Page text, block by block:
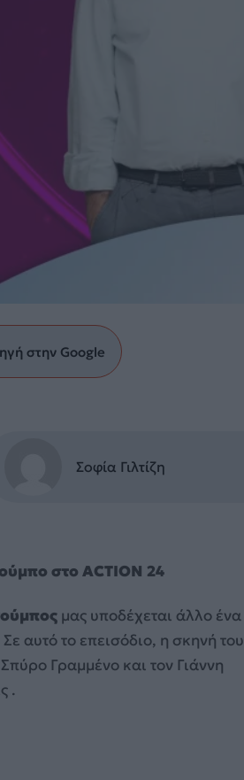
στην Google
Σοφία Γιλτίζη
στο ACTION 24
μας υποδέχεται άλλο ένα
Σε αυτό το επεισόδιο, η σκηνή του
Γραμμένο και τον Γιάννη
.